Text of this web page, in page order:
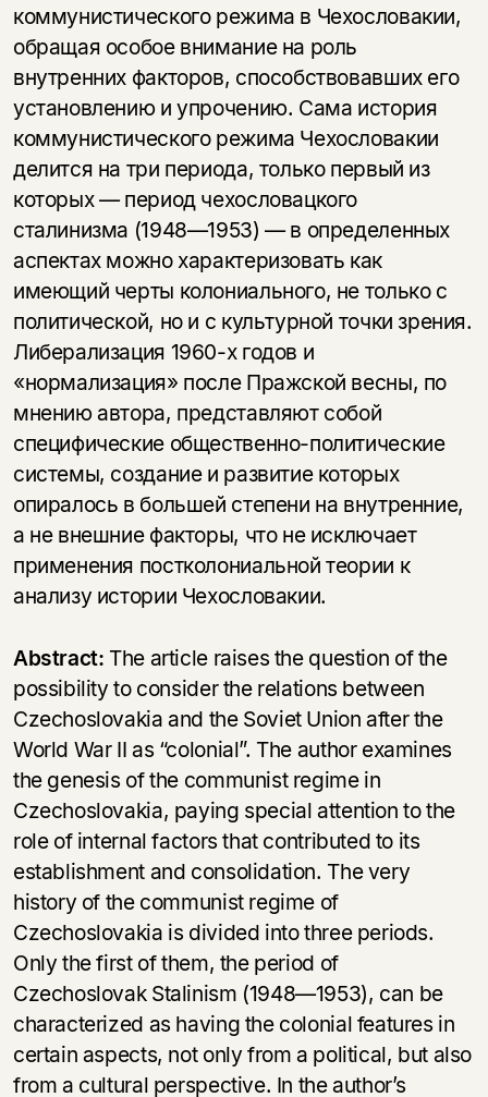
коммунистического режима в Чехословакии,
обращая особое внимание на роль
внутренних факторов, способствовавших его
установлению и упрочению. Сама история
коммунистического режима Чехословакии
делится на три периода, только первый из
которых — период чехословацкого
сталинизма (1948—1953) — в определенных
аспектах можно характеризовать как
имеющий черты колониального, не только с
политической, но и с культурной точки зрения.
Либерализация 1960-х годов и
«нормализация» после Пражской весны, по
мнению автора, представляют собой
специфические общественно-политические
системы, создание и развитие которых
опиралось в большей степени на внутренние,
а не внешние факторы, что не исключает
применения постколониальной теории к
анализу истории Чехословакии.
Abstract: The article raises the question of the
possibility to consider the relations between
Czechoslovakia and the Soviet Union after the
World War II as “colonial”. The author examines
the genesis of the communist regime in
Czechoslovakia, paying special attention to the
role of internal factors that contributed to its
establishment and consolidation. The very
history of the communist regime of
Czechoslovakia is divided into three periods.
Only the first of them, the period of
Czechoslovak Stalinism (1948—1953), can be
characterized as having the colonial features in
certain aspects, not only from a political, but also
from a cultural perspective. In the author’s